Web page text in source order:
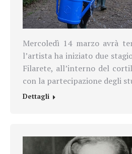
Mercoledì 14 marzo avrà
l’artista ha iniziato due
Filarete, all’interno del
con la partecipazione degli
Dettagli